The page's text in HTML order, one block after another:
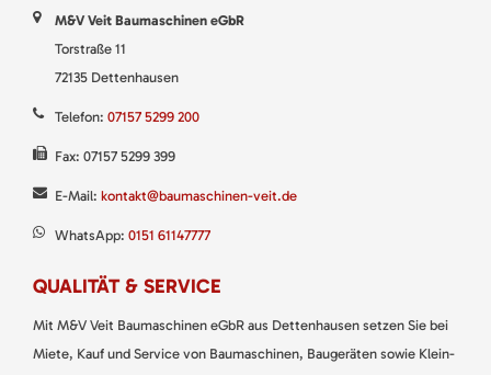
M&V Veit Baumaschinen eGbR
Torstraße 11
72135 Dettenhausen
Telefon: 07157 5299 200
Fax: 07157 5299 399
E-Mail: kontakt@baumaschinen-veit.de
WhatsApp: 0151 61147777
QUALITÄT & SERVICE
Mit M&V Veit Baumaschinen eGbR aus Dettenhausen setzen Sie bei
Miete, Kauf und Service von Baumaschinen, Baugeräten sowie Klein-